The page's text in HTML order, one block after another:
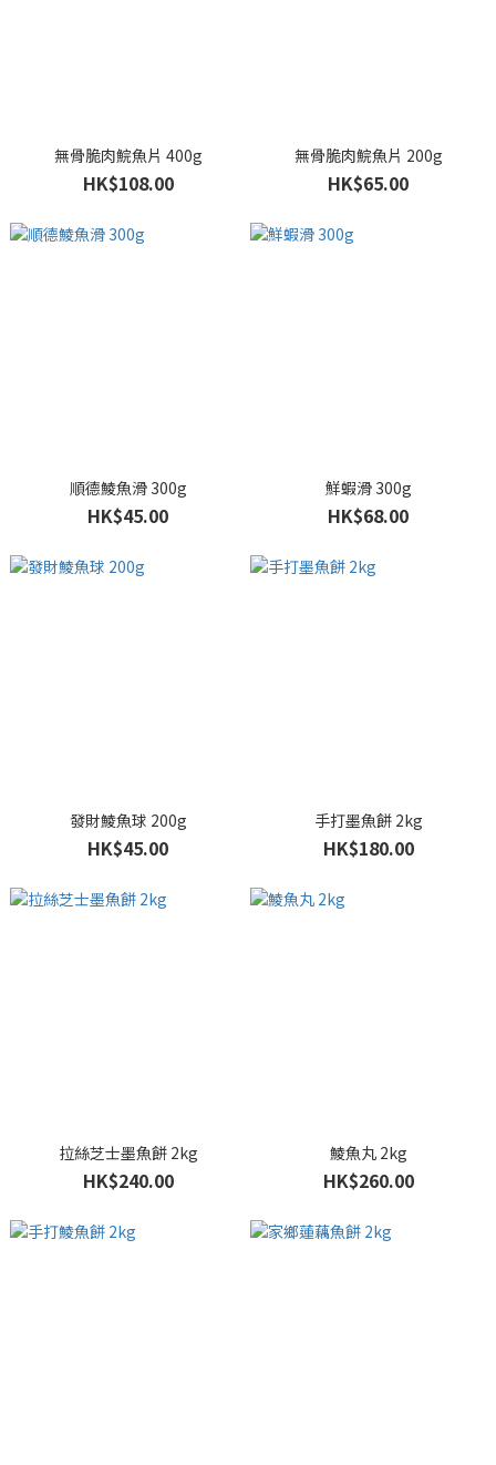
無骨脆肉鯇魚片 400g
HK$108.00
無骨脆肉鯇魚片 200g
HK$65.00
順德鯪魚滑 300g
HK$45.00
鮮蝦滑 300g
HK$68.00
發財鯪魚球 200g
HK$45.00
手打墨魚餅 2kg
HK$180.00
拉絲芝士墨魚餅 2kg
HK$240.00
鯪魚丸 2kg
HK$260.00